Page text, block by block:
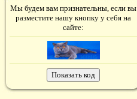
Мы будем вам признательны, если вы
разместите нашу кнопку у себя на
сайте: